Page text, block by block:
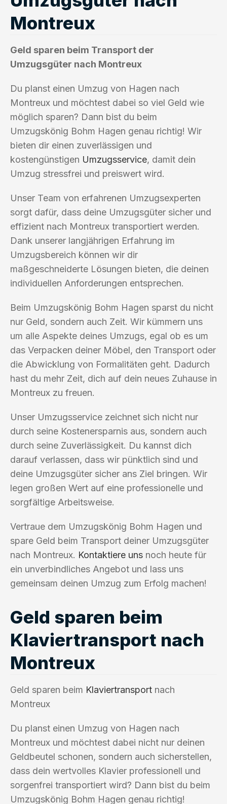
Montreux
Geld sparen beim Transport der
Umzugsgüter nach Montreux
Du planst einen Umzug von Hagen nach
Montreux und möchtest dabei so viel Geld wie
möglich sparen? Dann bist du beim
Umzugskönig Bohm Hagen genau richtig! Wir
bieten dir einen zuverlässigen und
kostengünstigen Umzugsservice, damit dein
Umzug stressfrei und preiswert wird.
Unser Team von erfahrenen Umzugsexperten
sorgt dafür, dass deine Umzugsgüter sicher und
effizient nach Montreux transportiert werden.
Dank unserer langjährigen Erfahrung im
Umzugsbereich können wir dir
maßgeschneiderte Lösungen bieten, die deinen
individuellen Anforderungen entsprechen.
Beim Umzugskönig Bohm Hagen sparst du nicht
nur Geld, sondern auch Zeit. Wir kümmern uns
um alle Aspekte deines Umzugs, egal ob es um
das Verpacken deiner Möbel, den Transport oder
die Abwicklung von Formalitäten geht. Dadurch
hast du mehr Zeit, dich auf dein neues Zuhause in
Montreux zu freuen.
Unser Umzugsservice zeichnet sich nicht nur
durch seine Kostenersparnis aus, sondern auch
durch seine Zuverlässigkeit. Du kannst dich
darauf verlassen, dass wir pünktlich sind und
deine Umzugsgüter sicher ans Ziel bringen. Wir
legen großen Wert auf eine professionelle und
sorgfältige Arbeitsweise.
Vertraue dem Umzugskönig Bohm Hagen und
spare Geld beim Transport deiner Umzugsgüter
nach Montreux. Kontaktiere uns noch heute für
ein unverbindliches Angebot und lass uns
gemeinsam deinen Umzug zum Erfolg machen!
Geld sparen beim
Klaviertransport nach
Montreux
Geld sparen beim Klaviertransport nach
Montreux
Du planst einen Umzug von Hagen nach
Montreux und möchtest dabei nicht nur deinen
Geldbeutel schonen, sondern auch sicherstellen,
dass dein wertvolles Klavier professionell und
sorgenfrei transportiert wird? Dann bist du beim
Umzugskönig Bohm Hagen genau richtig!